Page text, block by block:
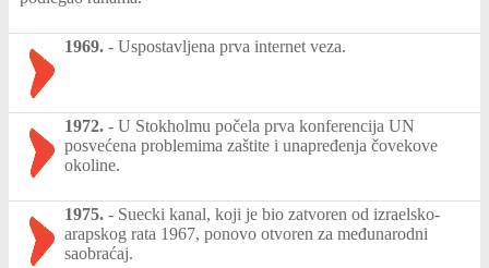
1969. - Uspostavljena prva internet veza.
1972. - U Stokholmu počela prva konferencija UN
posvećena problemima zaštite i unapređenja čovekove
okoline.
1975. - Suecki kanal, koji je bio zatvoren od izraelsko-
arapskog rata 1967, ponovo otvoren za međunarodni
saobraćaj.